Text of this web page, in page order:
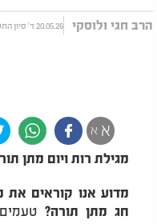
הרב חגי ולוסקי 20.05.26 ד' סיון התשפ"ו
א א
מגילת רות ויום מתן
מדוע אנו קוראים את
חג מתן תורה?